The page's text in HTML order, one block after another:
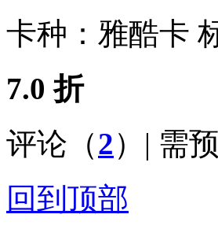
卡种： 雅酷卡
7.0 折
评论（2）| 需
回到顶部